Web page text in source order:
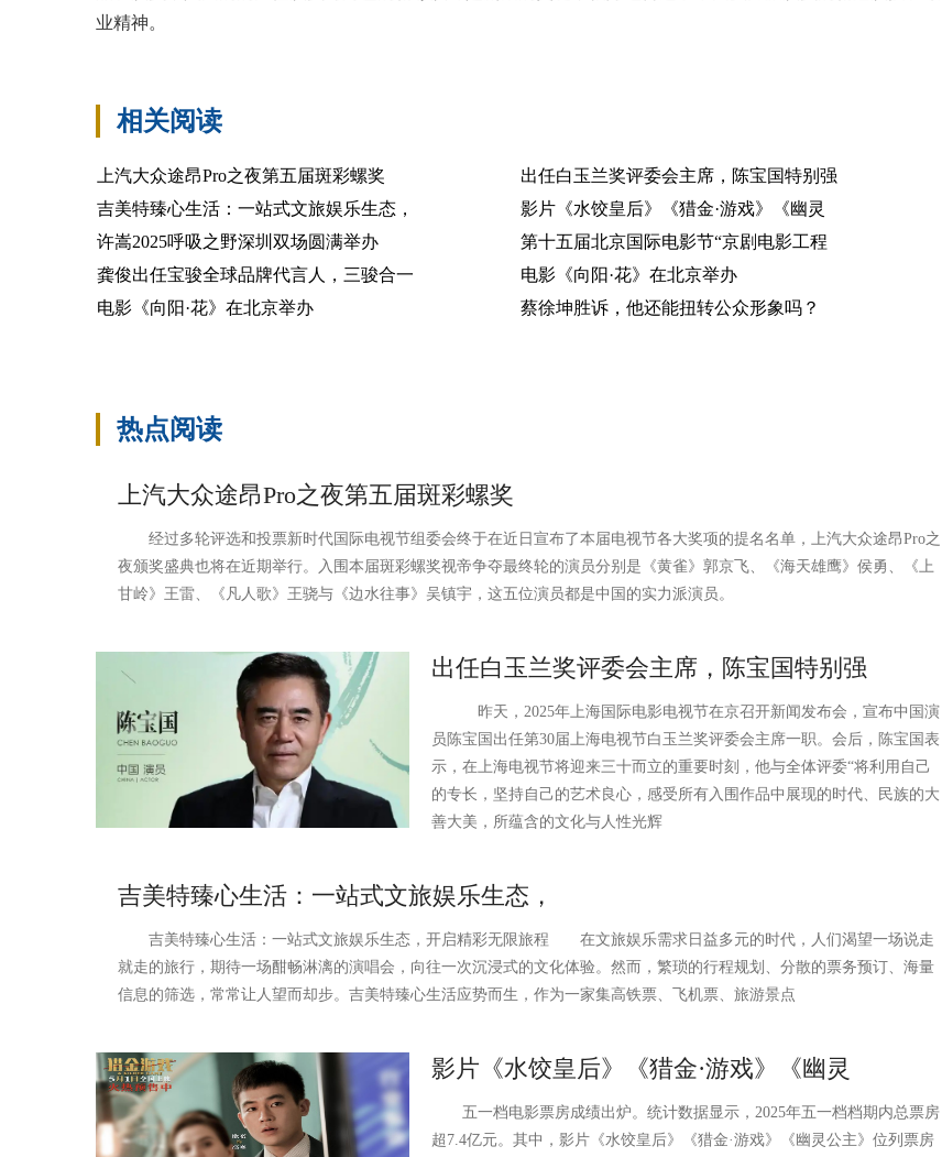
业精神。
相关阅读
上汽大众途昂Pro之夜第五届斑彩螺奖
出任白玉兰奖评委会主席，陈宝国特别强
吉美特臻心生活：一站式文旅娱乐生态，
影片《水饺皇后》《猎金·游戏》《幽灵
许嵩2025呼吸之野深圳双场圆满举办
第十五届北京国际电影节“京剧电影工程
龚俊出任宝骏全球品牌代言人，三骏合一
电影《向阳·花》在北京举办
电影《向阳·花》在北京举办
蔡徐坤胜诉，他还能扭转公众形象吗？
热点阅读
上汽大众途昂Pro之夜第五届斑彩螺奖
经过多轮评选和投票新时代国际电视节组委会终于在近日宣布了本届电视节各大奖项的提名名单，上汽大众途昂Pro之
夜颁奖盛典也将在近期举行。入围本届斑彩螺奖视帝争夺最终轮的演员分别是《黄雀》郭京飞、《海天雄鹰》侯勇、《上
甘岭》王雷、《凡人歌》王骁与《边水往事》吴镇宇，这五位演员都是中国的实力派演员。
出任白玉兰奖评委会主席，陈宝国特别强
昨天，2025年上海国际电影电视节在京召开新闻发布会，宣布中国演
员陈宝国出任第30届上海电视节白玉兰奖评委会主席一职。会后，陈宝国表
示，在上海电视节将迎来三十而立的重要时刻，他与全体评委“将利用自己
的专长，坚持自己的艺术良心，感受所有入围作品中展现的时代、民族的大
善大美，所蕴含的文化与人性光辉
吉美特臻心生活：一站式文旅娱乐生态，
吉美特臻心生活：一站式文旅娱乐生态，开启精彩无限旅程 在文旅娱乐需求日益多元的时代，人们渴望一场说走
就走的旅行，期待一场酣畅淋漓的演唱会，向往一次沉浸式的文化体验。然而，繁琐的行程规划、分散的票务预订、海量
信息的筛选，常常让人望而却步。吉美特臻心生活应势而生，作为一家集高铁票、飞机票、旅游景点
影片《水饺皇后》《猎金·游戏》《幽灵
五一档电影票房成绩出炉。统计数据显示，2025年五一档档期内总票房
超7.4亿元。其中，影片《水饺皇后》《猎金·游戏》《幽灵公主》位列票房